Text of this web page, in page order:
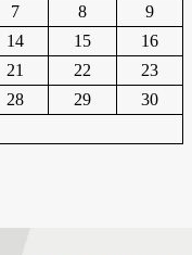
7 8
9
14 15
16
21 22
23
28 29
30